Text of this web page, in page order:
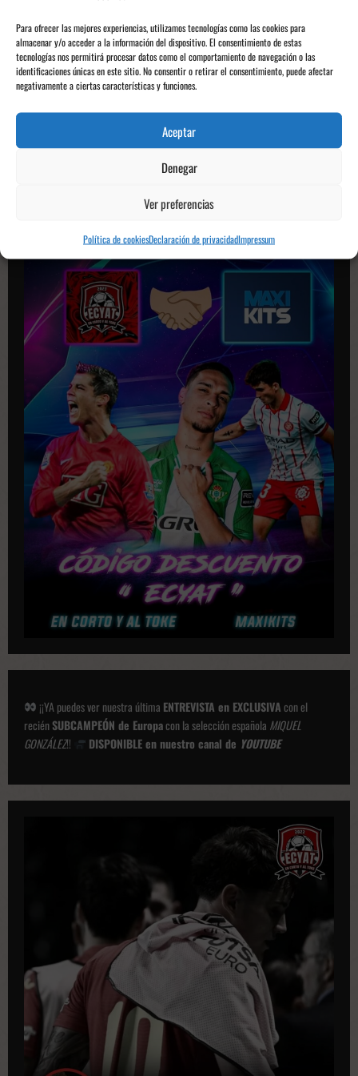
Para ofrecer las mejores experiencias, utilizamos tecnologías como las cookies para
almacenar y/o acceder a la información del dispositivo. El consentimiento de estas
tecnologías nos permitirá procesar datos como el comportamiento de navegación o las
identificaciones únicas en este sitio. No consentir o retirar el consentimiento, puede afectar
negativamente a ciertas características y funciones.
Aceptar
Denegar
Ver preferencias
Política de cookiesDeclaración de privacidadImpressum
e
g
a
c
p
b
l
c
a
c
i
n
Siguiente:
Doblete de Borjas Martín para un empate agónico que sabe a
victoria
Consigue TU CAMISETA FAVORITAenMAXIKITSy lúcela como un
Usa nuestro códigoECYAT
¡¡YA puedes ver nuestra última ENTREVISTA en EXCLUSIVAcon el
reciénSUBCAMPEÓN de Europacon la selección española MIQUEL
GONZÁLEZ!! DISPONIBLE en nuestro canal de YOUTUBE